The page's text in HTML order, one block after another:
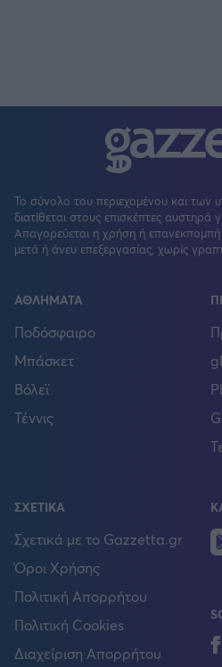
Το σύνολο του περιεχομένου και των
διατίθεται στους επισκέπτες αυστηρά
Απαγορεύεται η χρήση ή
μετά ή άνευ επεξεργασίας, χωρίς
ΑΘΛΗΜΑΤΑ
Ποδόσφαιρο
Μπάσκετ
Βόλεϊ
Τέννις
ΣΧΕΤΙΚΑ
Σχετικά με το Gazzetta.gr
Όροι Χρήσης
Πολιτική Απορρήτου
Πολιτική Cookies
Διαχείριση Απορρήτου